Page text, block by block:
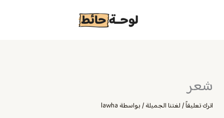
شعر
اترك تعليقاً/لغتنا الجميلة/ بواسطة lawha